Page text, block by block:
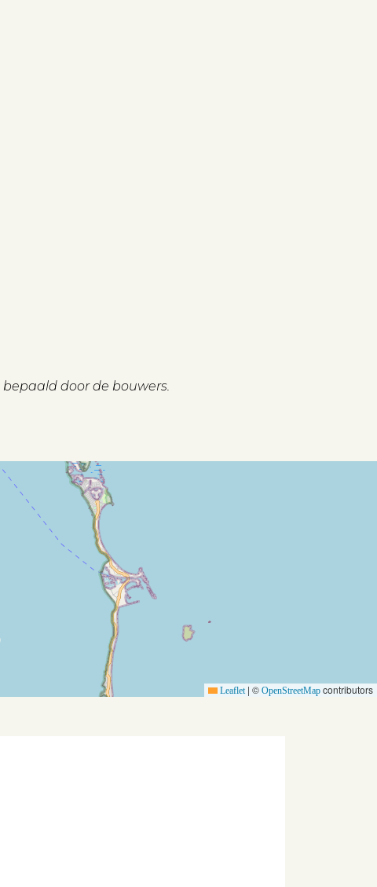
door de bouwers.
Leaflet | © OpenStreetMap contributors